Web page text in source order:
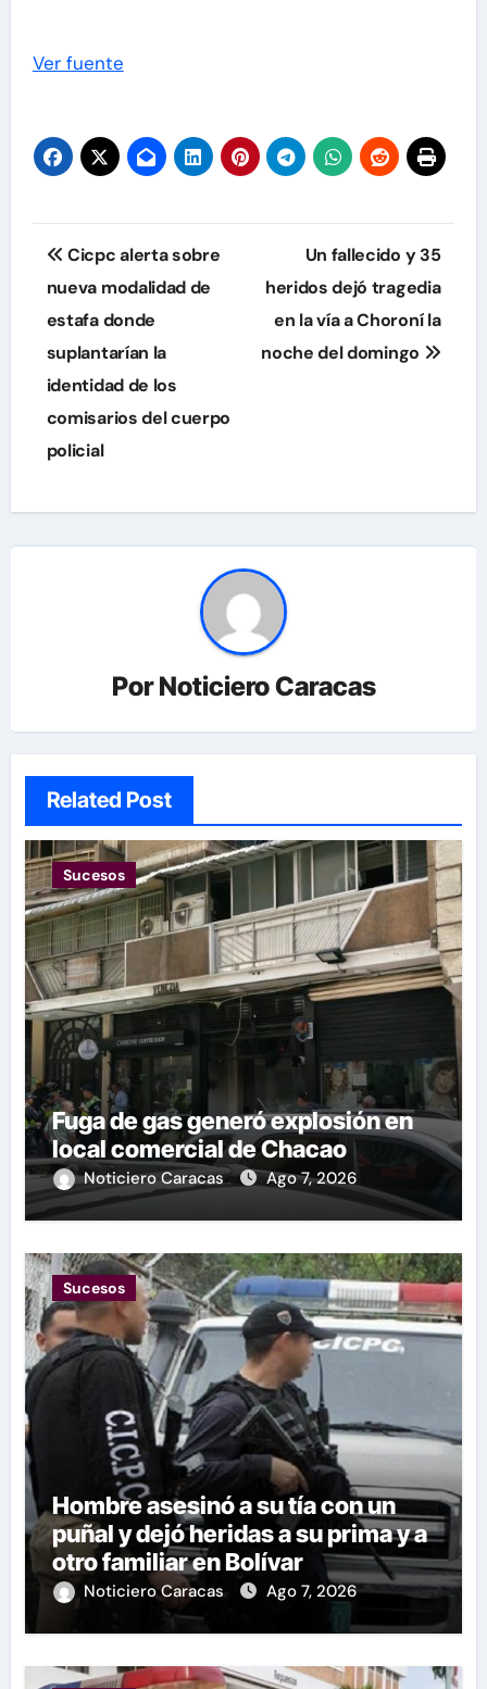
Ver fuente
Navegación
de
entradas
Cicpc alerta sobre
nueva modalidad de
estafa donde
suplantarían la
identidad de los
comisarios del cuerpo
policial
Un fallecido y 35
heridos dejó tragedia
en la vía a Choroní la
noche del domingo
PorNoticiero Caracas
Related Post
Sucesos
Fuga de gas generó explosión en
local comercial de Chacao
Noticiero Caracas Ago 7, 2026
Sucesos
Hombre asesinó a su tía con un
puñal y dejó heridas a su prima y a
otro familiar en Bolívar
Noticiero Caracas Ago 7, 2026